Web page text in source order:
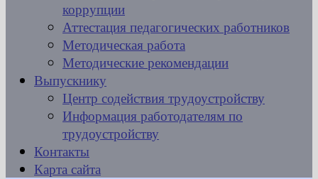
коррупции
Аттестация педагогических работников
Методическая работа
Методические рекомендации
Выпускнику
Центр содействия трудоустройству
Информация работодателям по
трудоустройству
Контакты
Карта сайта